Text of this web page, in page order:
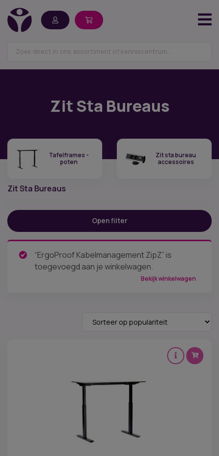
Zit Sta Bureaus
Tafelframes -
poten
Zit sta bureau
accessoires
Zit Sta Bureaus
Prijs:€ 7—€ 1.699
Categorieën
Tafelframes - poten (7)
Open filter
“ErgoProof Kabelmanagement ZipZ” is
toegevoegd aan je winkelwagen.
Bekijk winkelwagen